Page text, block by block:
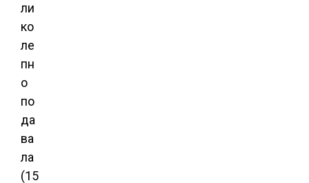
ли
ко
ле
пн
о
по
да
ва
ла
(15